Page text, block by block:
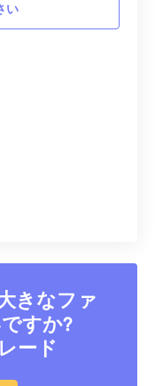
い
きなファ
すか?
ード